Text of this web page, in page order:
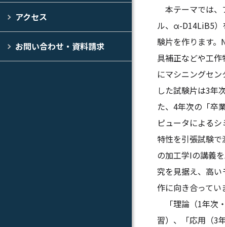
アクセス
お問い合わせ・資料請求
本テーマでは、
ル、α-D14LiB5）
験片を作ります。
具補正などや工
にマシニングセ
した試験片は3年
た、4年次の「卒
ピュータによる
特性を引張試験
の加工学Ⅰの講義
究を見据え、高
作に向き合ってい
「理論（1年次
習）、「応用（3